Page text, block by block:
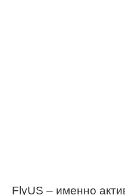
FlyUS – именно